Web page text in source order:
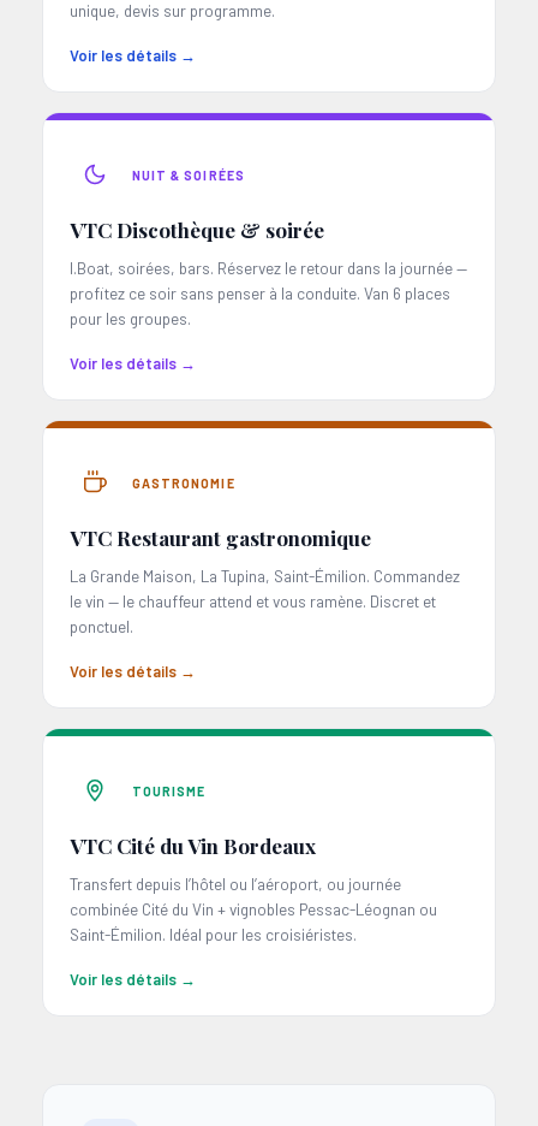
unique, devis sur programme.
Voir les détails →
NUIT & SOIRÉES
VTC Discothèque & soirée
I.Boat, soirées, bars. Réservez le retour dans la journée —
profitez ce soir sans penser à la conduite. Van 6 places
pour les groupes.
Voir les détails →
GASTRONOMIE
VTC Restaurant gastronomique
La Grande Maison, La Tupina, Saint-Émilion. Commandez
le vin — le chauffeur attend et vous ramène. Discret et
ponctuel.
Voir les détails →
TOURISME
VTC Cité du Vin Bordeaux
Transfert depuis l’hôtel ou l’aéroport, ou journée
combinée Cité du Vin + vignobles Pessac-Léognan ou
Saint-Émilion. Idéal pour les croisiéristes.
Voir les détails →